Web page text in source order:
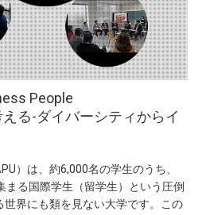
People
る-ダイバーシティからイ
）は、約6,000名の学生のうち、
る国際学生（留学生）という圧倒
界にも類を見ない大学です。この